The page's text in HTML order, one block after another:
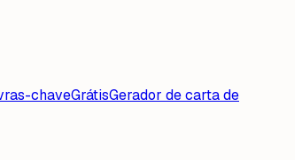
chaveGrátisGerador de carta de